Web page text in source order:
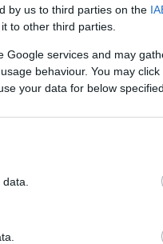
by us to third parties on the
to other third parties.
Google services and may
behaviour. You may
your data for below
αξία στην
παράγουν στην
ευθύνης που
όλες τις